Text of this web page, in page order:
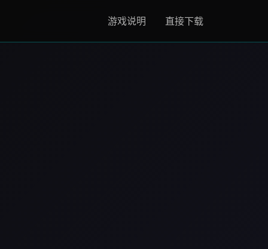
游戏说明 直接下载